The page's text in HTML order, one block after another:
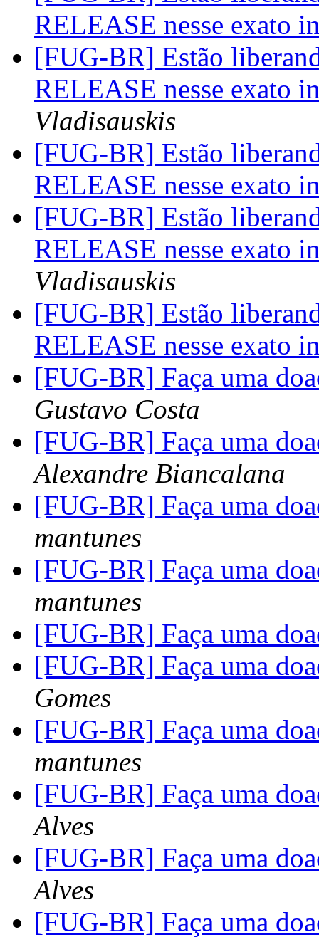
RELEASE nesse exato
[FUG-BR] Estão
RELEASE nesse exato
Vladisauskis
[FUG-BR] Estão
RELEASE nesse exato
[FUG-BR] Estão
RELEASE nesse exato
Vladisauskis
[FUG-BR] Estão
RELEASE nesse exato
[FUG-BR] Faça uma
Gustavo Costa
[FUG-BR] Faça uma
Alexandre Biancalana
[FUG-BR] Faça uma
mantunes
[FUG-BR] Faça uma
mantunes
[FUG-BR] Faça uma
[FUG-BR] Faça uma
Gomes
[FUG-BR] Faça uma
mantunes
[FUG-BR] Faça uma
Alves
[FUG-BR] Faça uma
Alves
[FUG-BR] Faça uma